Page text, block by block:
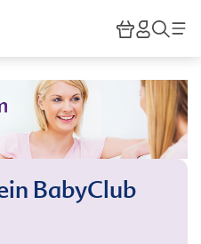
HiPP
BabyClub